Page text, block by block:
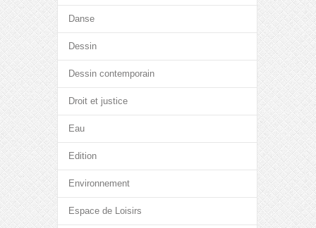
Danse
Dessin
Dessin contemporain
Droit et justice
Eau
Edition
Environnement
Espace de Loisirs